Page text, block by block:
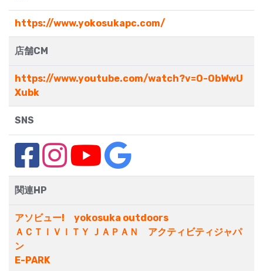
https://www.yokosukapc.com/
店舗CM
https://www.youtube.com/watch?v=O-ObWwU
Xubk
SNS
関連HP
アソビュー! yokosuka outdoors
ＡＣＴＩＶＩＴＹ ＪＡＰＡＮ アクティビティジャパ
ン
E-PARK